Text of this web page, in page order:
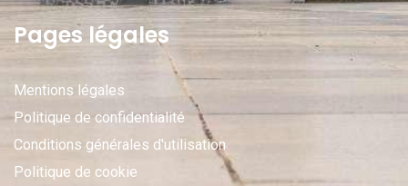
Pages légales
Mentions légales
Politique de confidentialité
Conditions générales d'utilisation
Politique de cookie